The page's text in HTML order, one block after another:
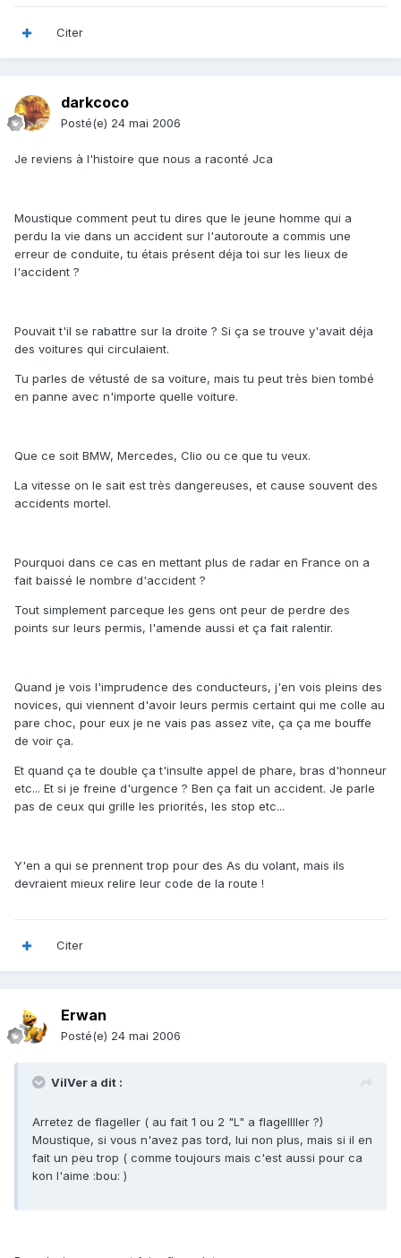
Citer
darkcoco
Posté(e) 24 mai 2006
Je reviens à l'histoire que nous a raconté Jca
Moustique comment peut tu dires que le jeune homme qui a
perdu la vie dans un accident sur l'autoroute a commis une
erreur de conduite, tu étais présent déja toi sur les lieux de
l'accident ?
Pouvait t'il se rabattre sur la droite ? Si ça se trouve y'avait déja
des voitures qui circulaient.
Tu parles de vétusté de sa voiture, mais tu peut très bien tombé
en panne avec n'importe quelle voiture.
Que ce soit BMW, Mercedes, Clio ou ce que tu veux.
La vitesse on le sait est très dangereuses, et cause souvent des
accidents mortel.
Pourquoi dans ce cas en mettant plus de radar en France on a
fait baissé le nombre d'accident ?
Tout simplement parceque les gens ont peur de perdre des
points sur leurs permis, l'amende aussi et ça fait ralentir.
Quand je vois l'imprudence des conducteurs, j'en vois pleins des
novices, qui viennent d'avoir leurs permis certaint qui me colle au
pare choc, pour eux je ne vais pas assez vite, ça ça me bouffe
de voir ça.
Et quand ça te double ça t'insulte appel de phare, bras d'honneur
etc... Et si je freine d'urgence ? Ben ça fait un accident. Je parle
pas de ceux qui grille les priorités, les stop etc...
Y'en a qui se prennent trop pour des As du volant, mais ils
devraient mieux relire leur code de la route !
Citer
Erwan
Posté(e) 24 mai 2006
VilVer a dit :
Arretez de flageller ( au fait 1 ou 2 "L" a flagellller ?)
Moustique, si vous n'avez pas tord, lui non plus, mais si il en
fait un peu trop ( comme toujours mais c'est aussi pour ca
kon l'aime :bou: )